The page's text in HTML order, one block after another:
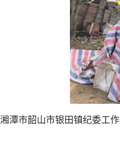
湘潭市韶山市银田镇纪委工